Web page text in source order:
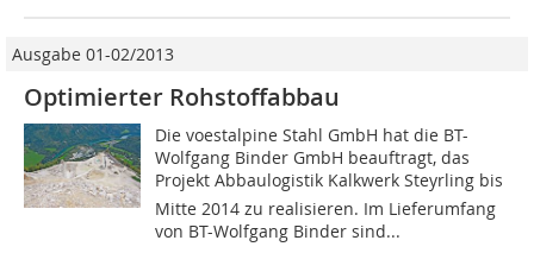
Ausgabe 01-02/2013
Optimierter Rohstoffabbau
Die voestalpine Stahl GmbH hat die BT-
Wolfgang Binder GmbH beauftragt, das
Projekt Abbau­logistik Kalkwerk Steyrling bis
Mitte 2014 zu realisieren. Im ­Lieferumfang
von BT-Wolfgang Binder sind...